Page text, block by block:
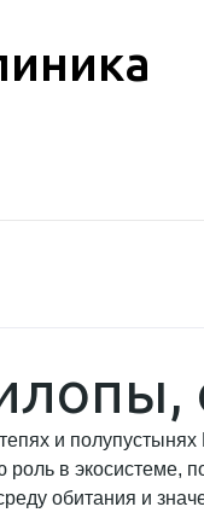
и
в
обитания и